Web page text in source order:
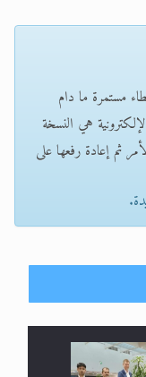
مستمرة ما دام
هي النسخة
ثم إعادة رفعها على